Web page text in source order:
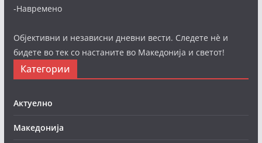
-Навремено
Објективни и независни дневни вести. Следете нè и
бидете во тек со настаните во Македонија и светот!
Категории
Актуелно
Македонија